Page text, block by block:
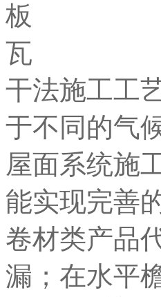
干法施工工
于不同的气
屋面系统施
能实现完善
卷材类产品
漏；在水平